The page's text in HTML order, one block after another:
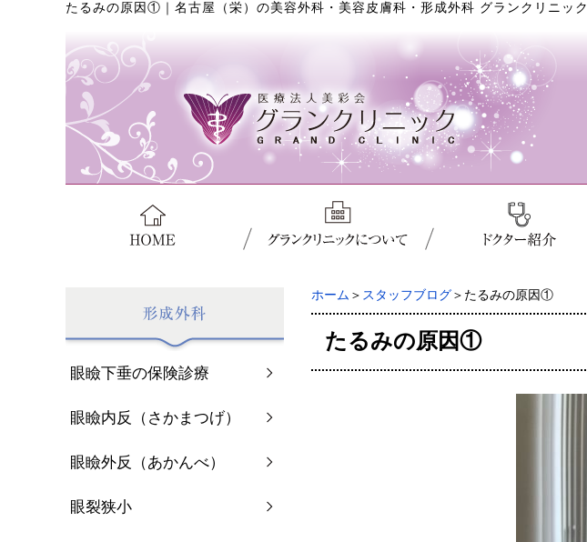
たるみの原因① 名古屋（栄）の美容外科・美容皮膚科・形成外科 グランクリニック
ホーム ＞ スタッフブログ ＞たるみの原因①
たるみの原因①
眼瞼下垂の保険診療
眼瞼内反（さかまつげ）
眼瞼外反（あかんべ）
眼裂狭小